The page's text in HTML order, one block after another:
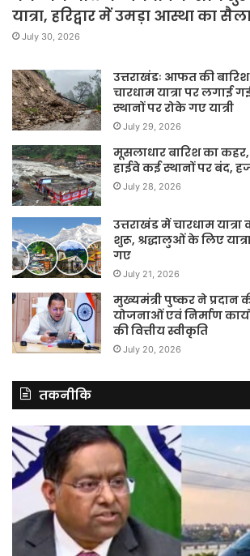
यात्रा, हरिद्वार में उमड़ा आस्था का
July 30, 2026
उत्तराखंडः आफत की
चारधाम यात्रा पर लगाई
स्थानों पर रोके गए यात्री
July 29, 2026
मूसलाधार बारिश का कहर,
हाईवे कई स्थानों पर बंद,
July 28, 2026
उत्तराखंड में चारधाम
शुरू, श्रद्धालुओं के लिए
गए
July 21, 2026
मुख्यमंत्री पुष्कर ने प्रदान
योजनाओं एवं निर्माण
की वित्तीय स्वीकृति
July 20, 2026
तकनीकि